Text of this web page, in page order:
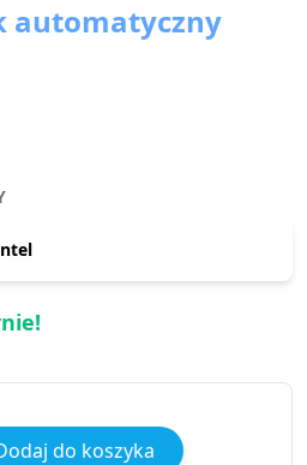
automatyczny
do koszyka